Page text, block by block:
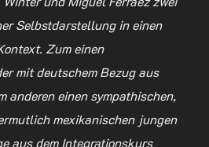
Selbstdarstellung in einen
Zum einen
mit deutschem Bezug aus
anderen einen sympathischen,
mexikanischen jungen
aus dem Integrationskurs